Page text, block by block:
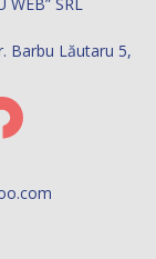
Barbu Lăutaru 5,